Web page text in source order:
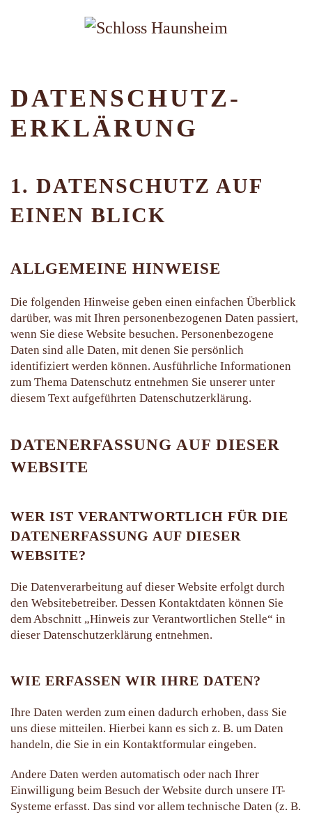
DATENSCHUTZ­
ERKLÄRUNG
1. DATENSCHUTZ AUF
EINEN BLICK
ALLGEMEINE HINWEISE
Die folgenden Hinweise geben einen einfachen Überblick
darüber, was mit Ihren personenbezogenen Daten passiert,
wenn Sie diese Website besuchen. Personenbezogene
Daten sind alle Daten, mit denen Sie persönlich
identifiziert werden können. Ausführliche Informationen
zum Thema Datenschutz entnehmen Sie unserer unter
diesem Text aufgeführten Datenschutzerklärung.
DATENERFASSUNG AUF DIESER
WEBSITE
WER IST VERANTWORTLICH FÜR DIE
DATENERFASSUNG AUF DIESER
WEBSITE?
Die Datenverarbeitung auf dieser Website erfolgt durch
den Websitebetreiber. Dessen Kontaktdaten können Sie
dem Abschnitt „Hinweis zur Verantwortlichen Stelle“ in
dieser Datenschutzerklärung entnehmen.
WIE ERFASSEN WIR IHRE DATEN?
Ihre Daten werden zum einen dadurch erhoben, dass Sie
uns diese mitteilen. Hierbei kann es sich z. B. um Daten
handeln, die Sie in ein Kontaktformular eingeben.
Andere Daten werden automatisch oder nach Ihrer
Einwilligung beim Besuch der Website durch unsere IT-
Systeme erfasst. Das sind vor allem technische Daten (z. B.